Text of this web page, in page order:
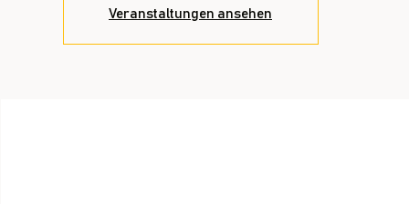
Veranstaltungen ansehen